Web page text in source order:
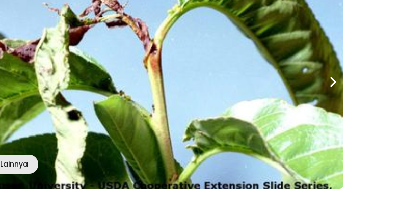
Lainnya